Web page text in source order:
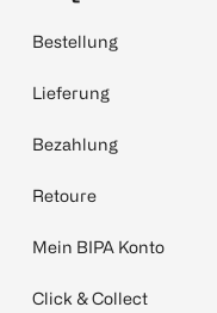
Bestellung
Lieferung
Bezahlung
Retoure
Mein BIPA Konto
Click & Collect